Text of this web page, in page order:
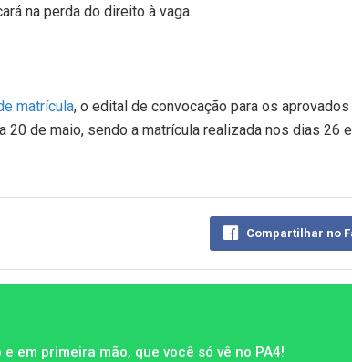
na perda do direito à vaga.
matrícula, o edital de convocação para os
20 de maio, sendo a matrícula realizada nos dias 26
Compartilhar no
em primeira mão, que você só vê no PA4!